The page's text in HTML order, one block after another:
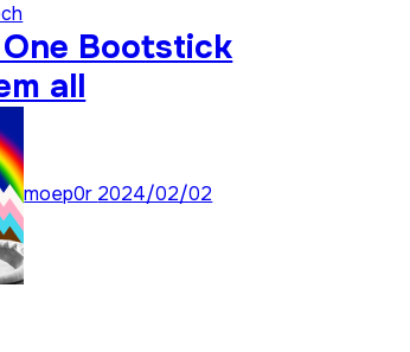
Bootstick
all
moep0r 2024/02/02